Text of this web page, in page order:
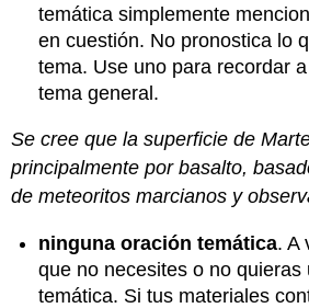
temática simplemente
en cuestión. No pronostica lo
tema. Use uno para recordar
tema general.
Se cree que la superficie de
principalmente por basalto,
de meteoritos marcianos y
ninguna oración temática. A
que no necesites o no quieras
temática. Si tus materiales